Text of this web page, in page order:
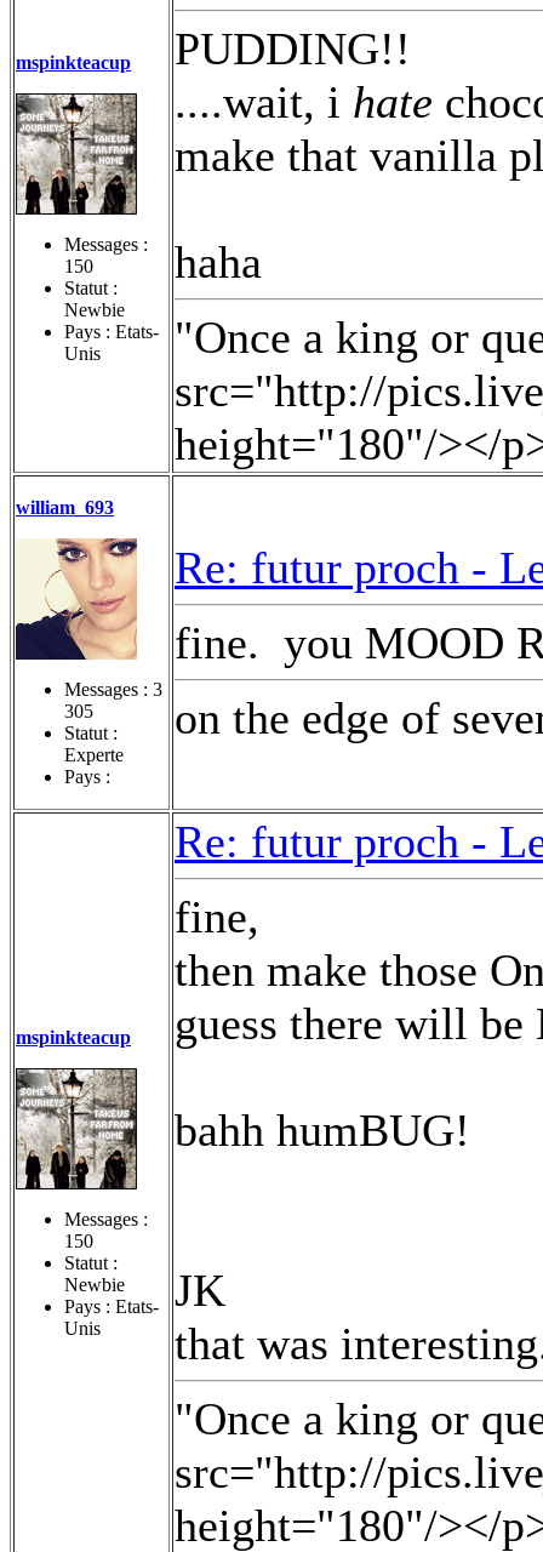
mspinkteacup
Messages :
150
Statut :
Newbie
Pays : Etats-
Unis
PUDDING!!
....wait, i hate
make that vanilla
haha
"Once a king or
src="http://
height="180"/></
william_693
Messages : 3
305
Statut :
Experte
Pays :
Re: futur proch -
fine. you MOOD
on the edge of
mspinkteacup
Messages :
150
Statut :
Newbie
Pays : Etats-
Unis
Re: futur proch -
fine,
then make those
guess there will
bahh humBUG!
JK
that was
"Once a king or
src="http://
height="180"/></